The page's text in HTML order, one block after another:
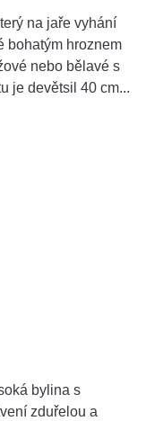
na jaře vyhání
bohatým hroznem
nebo bělavé s
je devětsil 40 cm...
bylina s
zduřelou a